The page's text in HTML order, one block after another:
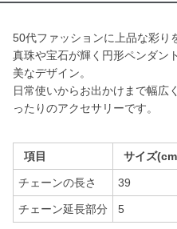
50代ファッションに上品な彩り
真珠や宝石が輝く円形ペンダン
美なデザイン。
日常使いからお出かけまで幅広
ったりのアクセサリーです。
項目 サイズ
チェーンの長さ 39
チェーン延長部分 5